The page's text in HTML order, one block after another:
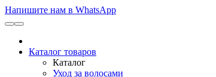
Напишите нам в WhatsApp
Каталог товаров
Каталог
Уход за волосами